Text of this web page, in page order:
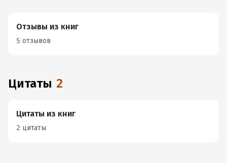
Отзывы из книг
5 отзывов
Цитаты 2
Цитаты из книг
2 цитаты